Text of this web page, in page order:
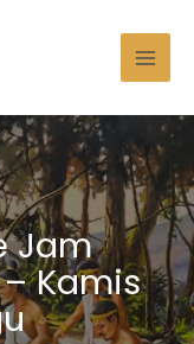
Jam
Kamis